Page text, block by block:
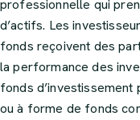
professionnelle qui
d’actifs. Les
fonds reçoivent des
la performance des
fonds d’investissement
ou à forme de fonds